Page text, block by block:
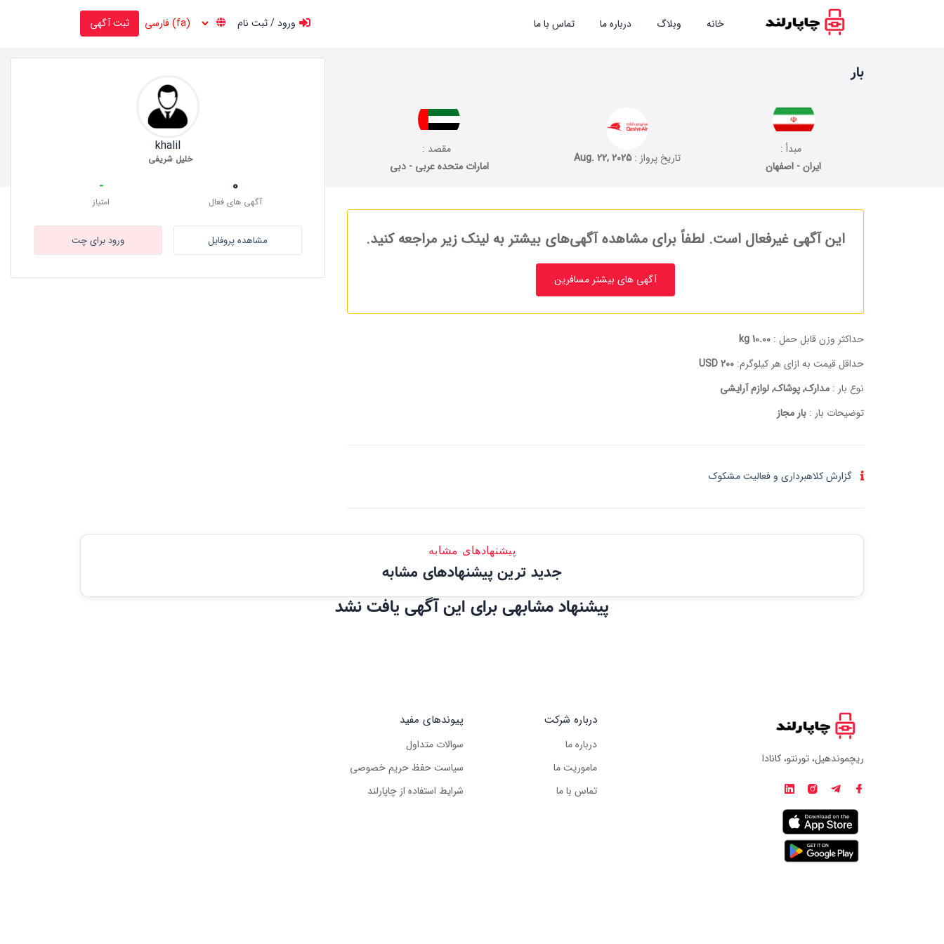
خانه وبلاگ درباره ما تماس با ما ورود / ثبت نام ثبت آگهی
بار
مبدأ :
ایران - اصفهان
تاریخ پرواز :Aug. 22, 2025
مقصد :
امارات متحده عربی - دبی
khalil
خلیل شریفی
0
آگهی های فعال
-
امتیاز
مشاهده پروفایل ورود برای چت این آگهی غیرفعال است. لطفاً برای مشاهده آگهی‌های بیشتر به لینک زیر مراجعه کنید.
آگهی های بیشتر مسافرین
حداکثر وزن قابل حمل : 10.00 kg
حداقل قیمت به ازای هر کیلوگرم: 200 USD
نوع بار : مدارک, پوشاک, لوازم آرایشی
توضیحات بار : بار مجاز
گزارش کلاهبرداری و فعالیت مشکوک
پیشنهادهای مشابه
جدید ترین پیشنهادهای مشابه
پیشنهاد مشابهی برای این آگهی یافت نشد
ریچموندهیل، تورنتو، کانادا
درباره شرکت
درباره ما
ماموریت ما
تماس با ما
پیوندهای مفید
سوالات متداول
سیاست حفظ حریم خصوصی
شرایط استفاده از چاپارلند